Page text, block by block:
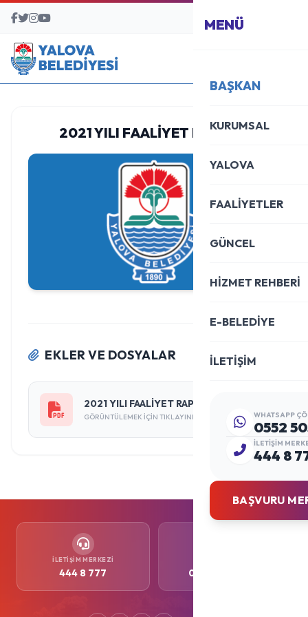
BAŞVURU MERKEZİ
MENÜ
BAŞKAN
KURUMSAL
YALOVA
FAALİYETLER
GÜNCEL
HİZMET REHBERİ
E-BELEDİYE
İLETİŞİM
WHATSAPP
0552
İLETIŞIM
444 8
BAŞVURU
2021 YILI FAALİYET RAPORU
EKLER VE DOSYALAR
2021 YILI FAALİYET RAPORU
GÖRÜNTÜLEMEK IÇIN TIKLAYINIZ
İLETIŞIM MERKEZI
444 8 777 0552 505 77 77